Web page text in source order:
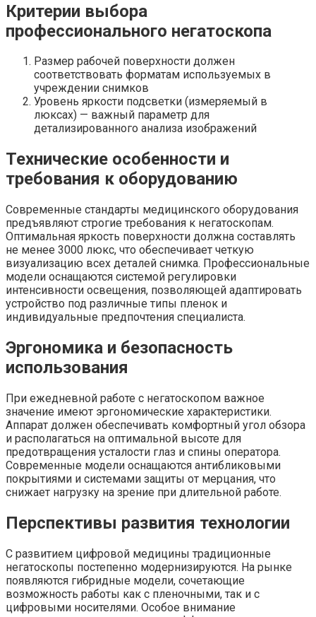
Критерии выбора
профессионального негатоскопа
Размер рабочей поверхности должен
соответствовать форматам используемых в
учреждении снимков
Уровень яркости подсветки (измеряемый в
люксах) — важный параметр для
детализированного анализа изображений
Технические особенности и
требования к оборудованию
Современные стандарты медицинского оборудования
предъявляют строгие требования к негатоскопам.
Оптимальная яркость поверхности должна составлять
не менее 3000 люкс, что обеспечивает четкую
визуализацию всех деталей снимка. Профессиональные
модели оснащаются системой регулировки
интенсивности освещения, позволяющей адаптировать
устройство под различные типы пленок и
индивидуальные предпочтения специалиста.
Эргономика и безопасность
использования
При ежедневной работе с негатоскопом важное
значение имеют эргономические характеристики.
Аппарат должен обеспечивать комфортный угол обзора
и располагаться на оптимальной высоте для
предотвращения усталости глаз и спины оператора.
Современные модели оснащаются антибликовыми
покрытиями и системами защиты от мерцания, что
снижает нагрузку на зрение при длительной работе.
Перспективы развития технологии
С развитием цифровой медицины традиционные
негатоскопы постепенно модернизируются. На рынке
появляются гибридные модели, сочетающие
возможность работы как с пленочными, так и с
цифровыми носителями. Особое внимание